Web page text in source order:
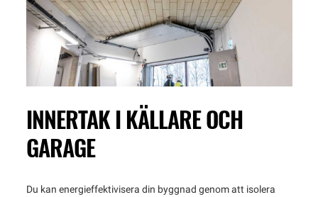
INNERTAK I KÄLLARE OCH
GARAGE
Du kan energieffektivisera din byggnad genom att isolera